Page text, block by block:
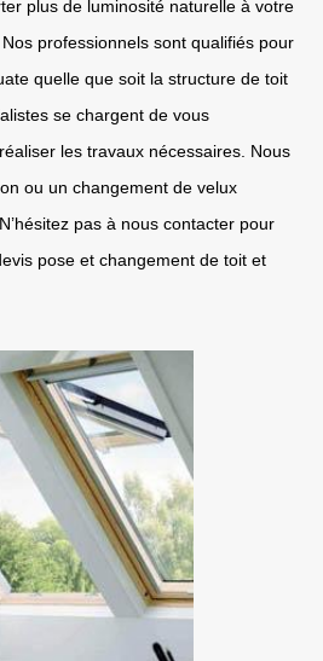
plus de luminosité naturelle à votre
professionnels sont qualifiés pour
quelle que soit la structure de toit
se chargent de vous
les travaux nécessaires. Nous
ou un changement de velux
pas à nous contacter pour
pose et changement de toit et